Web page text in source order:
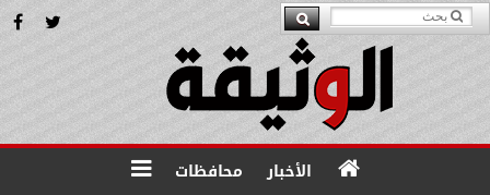
الأخبار محافظات